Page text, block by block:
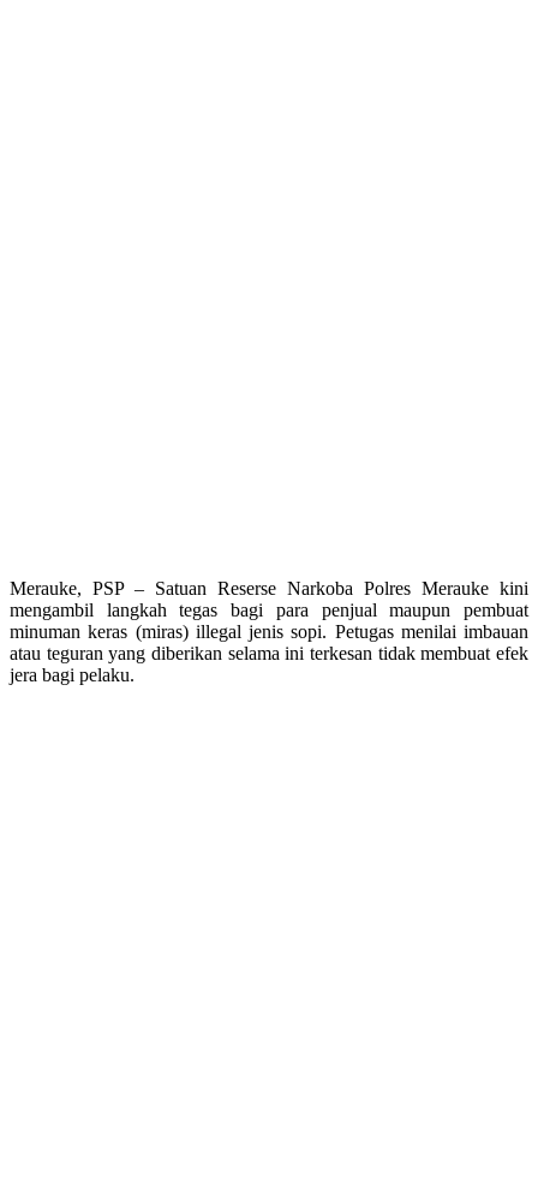
Merauke, PSP – Satuan Reserse Narkoba Polres Merauke kini
mengambil langkah tegas bagi para penjual maupun pembuat
minuman keras (miras) illegal jenis sopi. Petugas menilai imbauan
atau teguran yang diberikan selama ini terkesan tidak membuat efek
jera bagi pelaku.